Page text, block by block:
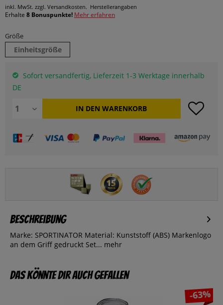
inkl. MwSt. zzgl. Versandkosten. Herstellerangaben
Erhalte 8 Bonuspunkte! Mehr erfahren
Größe
Einheitsgröße
Sofort versandfertig, Lieferzeit 1-3 Werktage innerhalb
DE
IN DEN WARENKORB
Beschreibung
Marke: SPORTINATOR Material: Kunststoff (ABS) Markenlogo
an dem Griff gedruckt Set... mehr
Das könnte dir auch gefallen
-63%